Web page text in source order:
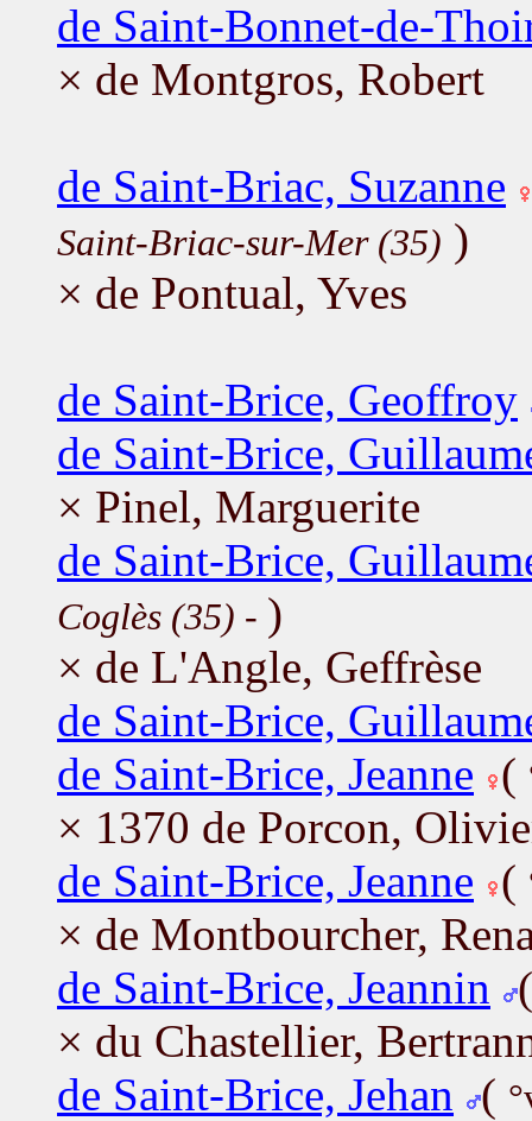
de Saint-Bonnet-de-
× de Montgros, Robert
de Saint-Briac, Suzanne
Saint-Briac-sur-Mer (35) )
× de Pontual, Yves
de Saint-Brice, Geoffroy
de Saint-Brice,
× Pinel, Marguerite
de Saint-Brice,
Coglès (35) - )
× de L'Angle, Geffrèse
de Saint-Brice,
de Saint-Brice, Jeanne (
× 1370 de Porcon,
de Saint-Brice, Jeanne (
× de Montbourcher,
de Saint-Brice, Jeannin
× du Chastellier,
de Saint-Brice, Jehan
(